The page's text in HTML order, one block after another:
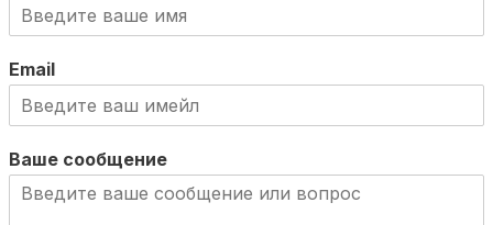
Email
Ваше сообщение